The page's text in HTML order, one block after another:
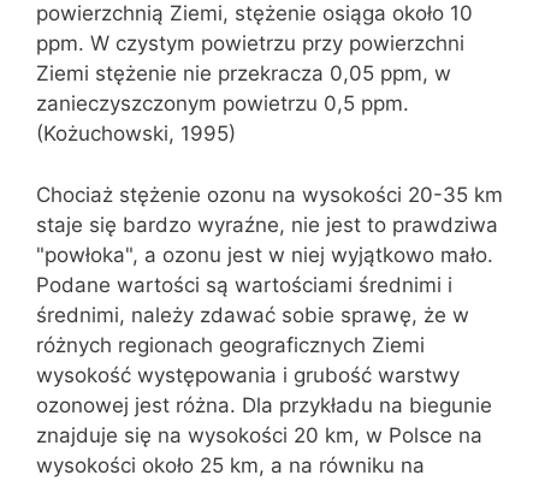
powierzchnią Ziemi, stężenie osiąga około 10
ppm. W czystym powietrzu przy powierzchni
Ziemi stężenie nie przekracza 0,05 ppm, w
zanieczyszczonym powietrzu 0,5 ppm.
(Kożuchowski, 1995)
Chociaż stężenie ozonu na wysokości 20-35 km
staje się bardzo wyraźne, nie jest to prawdziwa
"powłoka", a ozonu jest w niej wyjątkowo mało.
Podane wartości są wartościami średnimi i
średnimi, należy zdawać sobie sprawę, że w
różnych regionach geograficznych Ziemi
wysokość występowania i grubość warstwy
ozonowej jest różna. Dla przykładu na biegunie
znajduje się na wysokości 20 km, w Polsce na
wysokości około 25 km, a na równiku na